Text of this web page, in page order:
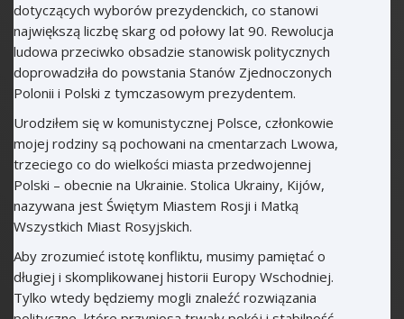
dotyczących wyborów prezydenckich, co stanowi
największą liczbę skarg od połowy lat 90. Rewolucja
ludowa przeciwko obsadzie stanowisk politycznych
doprowadziła do powstania Stanów Zjednoczonych
Polonii i Polski z tymczasowym prezydentem.
Urodziłem się w komunistycznej Polsce, członkowie
mojej rodziny są pochowani na cmentarzach Lwowa,
trzeciego co do wielkości miasta przedwojennej
Polski – obecnie na Ukrainie. Stolica Ukrainy, Kijów,
nazywana jest Świętym Miastem Rosji i Matką
Wszystkich Miast Rosyjskich.
Aby zrozumieć istotę konfliktu, musimy pamiętać o
długiej i skomplikowanej historii Europy Wschodniej.
Tylko wtedy będziemy mogli znaleźć rozwiązania